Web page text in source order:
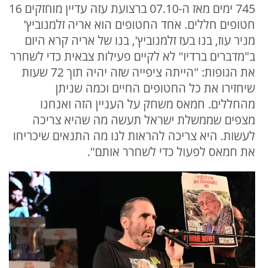
745 ימים מאז ה-07.10 ברצועת עזה עדיין מוחזקים 16
חטופים חללים. אחד החטופים הוא אריה זלמנוביץ'
מניר עוז, בנו בעז זלמנוביץ', בנו של אריה קרא היום
ב"מדברים ברדיו" לא לקיים פעילות צבאית כדי לשחרר
את הגופות: "הייתה ציפייה שזה יהיה תוך 72 שעות
שיחזירו את כל החטופים החיים וכמה שניתן
מהחללים. חמאס משחק על העניין הזה ואנחנו
מצפים שממשלת ישראל תעשה מה שהיא צריכה
לעשות. היא צריכה להראות לנו מה התנאים שיכריחו
את חמאס לפעול כדי לשחרר אותם".